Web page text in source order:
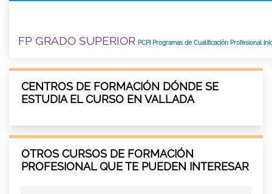
FP GRADO SUPERIOR PCPI Programas de Cualificación Profesional
CENTROS DE FORMACIÓN DÓNDE SE
ESTUDIA EL CURSO EN VALLADA
OTROS CURSOS DE FORMACIÓN
PROFESIONAL QUE TE PUEDEN INTERESAR